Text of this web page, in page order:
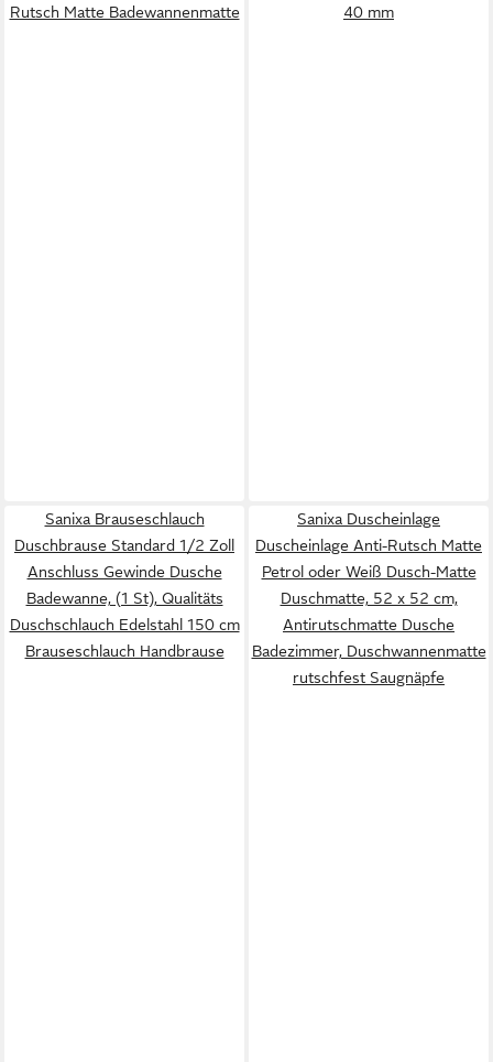
Rutsch Matte Badewannenmatte
40 mm
Sanixa Brauseschlauch
Duschbrause Standard 1/2 Zoll
Anschluss Gewinde Dusche
Badewanne, (1 St), Qualitäts
Duschschlauch Edelstahl 150 cm
Brauseschlauch Handbrause
Sanixa Duscheinlage
Duscheinlage Anti-Rutsch Matte
Petrol oder Weiß Dusch-Matte
Duschmatte, 52 x 52 cm,
Antirutschmatte Dusche
Badezimmer, Duschwannenmatte
rutschfest Saugnäpfe